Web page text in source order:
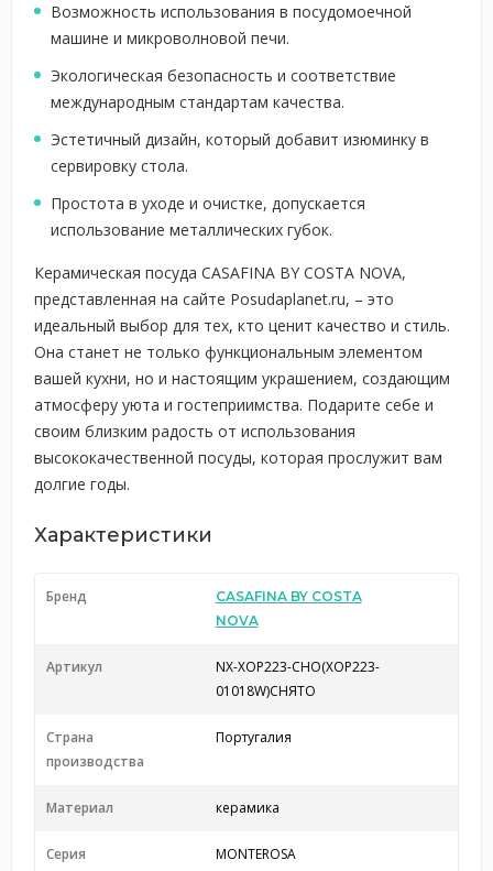
Возможность использования в посудомоечной
машине и микроволновой печи.
Экологическая безопасность и соответствие
международным стандартам качества.
Эстетичный дизайн, который добавит изюминку в
сервировку стола.
Простота в уходе и очистке, допускается
использование металлических губок.
Керамическая посуда CASAFINA BY COSTA NOVA,
представленная на сайте Posudaplanet.ru, – это
идеальный выбор для тех, кто ценит качество и стиль.
Она станет не только функциональным элементом
вашей кухни, но и настоящим украшением, создающим
атмосферу уюта и гостеприимства. Подарите себе и
своим близким радость от использования
высококачественной посуды, которая прослужит вам
долгие годы.
Характеристики
Бренд
CASAFINA BY COSTA
NOVA
Артикул
NX-XOP223-CHO(XOP223-
01018W)СНЯТО
Страна
производства
Португалия
Материал керамика
Серия MONTEROSA